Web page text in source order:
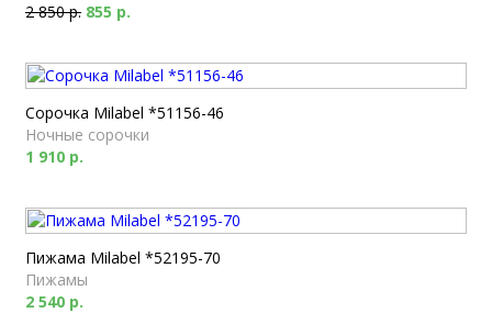
2 850 р. 855 р.
Сорочка Milabel *51156-46
Ночные сорочки
1 910 р.
Пижама Milabel *52195-70
Пижамы
2 540 р.